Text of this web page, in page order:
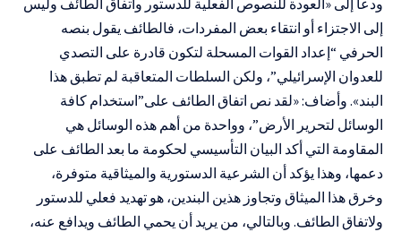
ودعا إلى «العودة للنصوص الفعلية للدستور واتفاق الطائف وليس
إلى الاجتزاء أو انتقاء بعض المفردات، فالطائف يقول بنصه
الحرفي “إعداد القوات المسحلة لتكون قادرة على التصدي
للعدوان الإسرائيلي”، ولكن السلطات المتعاقبة لم تطبق هذا
البند». وأضاف: «لقد نص اتفاق الطائف على”استخدام كافة
الوسائل لتحرير الأرض”، وواحدة من أهم هذه الوسائل هي
المقاومة التي أكد البيان التأسيسي لحكومة ما بعد الطائف على
دعمها، وهذا يؤكد أن الشرعية الدستورية والميثاقية متوفرة،
وخرق هذا الميثاق وتجاوز هذين البندين، هو تهديد فعلي للدستور
ولاتفاق الطائف. وبالتالي، من يريد أن يحمي الطائف ويدافع عنه،